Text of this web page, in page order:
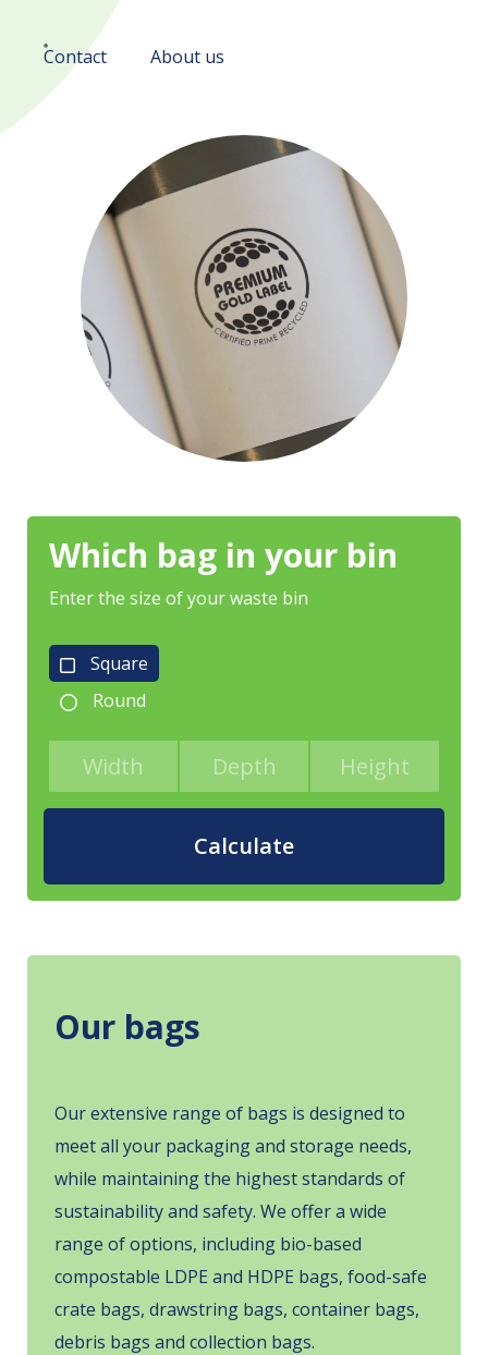
Our bags
About us
Brands
Sustainability
Contact About us
Which bag in your bin
Enter the size of your waste bin
Square
Round
Calculate
Our bags
Our extensive range of bags is designed to
meet all your packaging and storage needs,
while maintaining the highest standards of
sustainability and safety. We offer a wide
range of options, including bio-based
compostable LDPE and HDPE bags, food-safe
crate bags, drawstring bags, container bags,
debris bags and collection bags.